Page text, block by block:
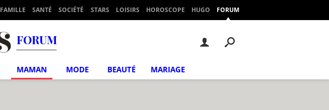
FAMILLE SANTÉ SOCIÉTÉ STARS LOISIRS HOROSCOPE HUGO FORUM
FORUM
MAMAN MODE BEAUTÉ MARIAGE